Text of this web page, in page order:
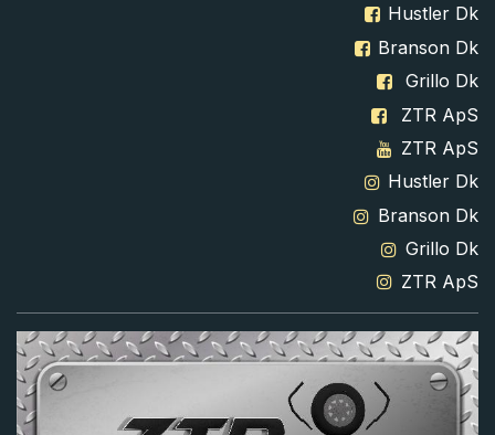
Hustler Dk
Branson Dk
Grillo Dk
ZTR ApS
ZTR ApS
Hustler Dk
Branson Dk
Grillo Dk
ZTR ApS